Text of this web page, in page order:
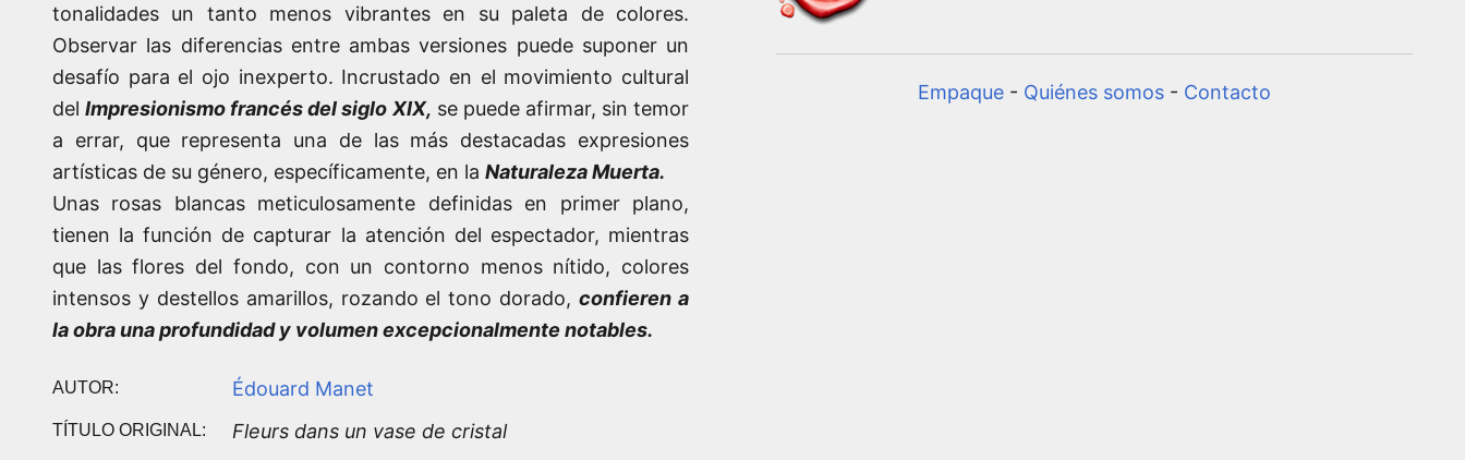
Empaque - Quiénes somos - Contacto
tonalidades un tanto menos vibrantes en su paleta de colores.
Observar las diferencias entre ambas versiones puede suponer un
desafío para el ojo inexperto. Incrustado en el movimiento cultural
delImpresionismo francés del siglo XIX, se puede afirmar, sin temor
a errar, que representa una de las más destacadas expresiones
artísticas de su género, específicamente, en la Naturaleza Muerta.
Unas rosas blancas meticulosamente definidas en primer plano,
tienen la función de capturar la atención del espectador, mientras
que las flores del fondo, con un contorno menos nítido, colores
intensos y destellos amarillos, rozando el tono dorado,confieren a
la obra una profundidad y volumen excepcionalmente notables.
AUTOR: Édouard Manet
TÍTULO ORIGINAL: Fleurs dans un vase de cristal